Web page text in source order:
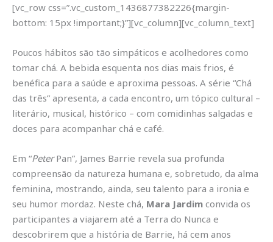
[vc_row css=”.vc_custom_1436877382226{margin-
bottom: 15px !important;}”][vc_column][vc_column_text]
Poucos hábitos são tão simpáticos e acolhedores como
tomar chá. A bebida esquenta nos dias mais frios, é
benéfica para a saúde e aproxima pessoas. A série “Chá
das três” apresenta, a cada encontro, um tópico cultural –
literário, musical, histórico – com comidinhas salgadas e
doces para acompanhar chá e café.
Em “Peter Pan”, James Barrie revela sua profunda
compreensão da natureza humana e, sobretudo, da alma
feminina, mostrando, ainda, seu talento para a ironia e
seu humor mordaz. Neste chá, Mara Jardim convida os
participantes a viajarem até a Terra do Nunca e
descobrirem que a história de Barrie, há cem anos